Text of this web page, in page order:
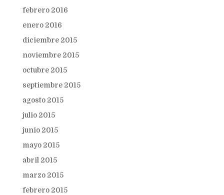
febrero 2016
enero 2016
diciembre 2015
noviembre 2015
octubre 2015
septiembre 2015
agosto 2015
julio 2015
junio 2015
mayo 2015
abril 2015
marzo 2015
febrero 2015